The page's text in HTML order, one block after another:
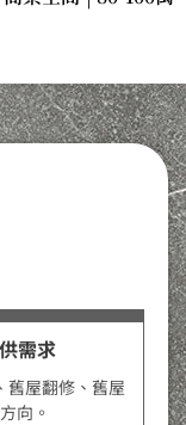
需求
舊屋翻修、舊屋
向。